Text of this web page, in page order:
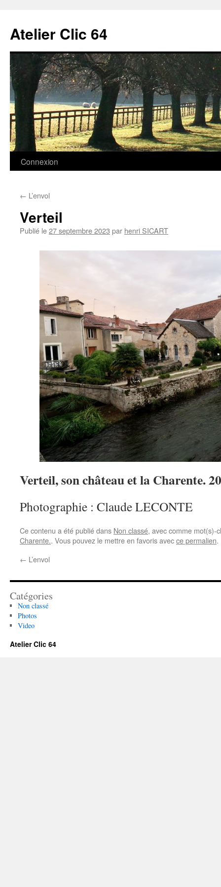
contenu
Atelier Clic 64
Connexion
← L’envol
Verteil
Publié le27 septembre 2023 par henri SICART
Verteil, son château et la Charente.
Photographie : Claude LECONTE
Ce contenu a été publié dans Non classé, avec comme mot(s)-
Charente.. Vous pouvez le mettre en favoris avecce permalien.
← L’envol
Catégories
Non classé
Photos
Video
Atelier Clic 64